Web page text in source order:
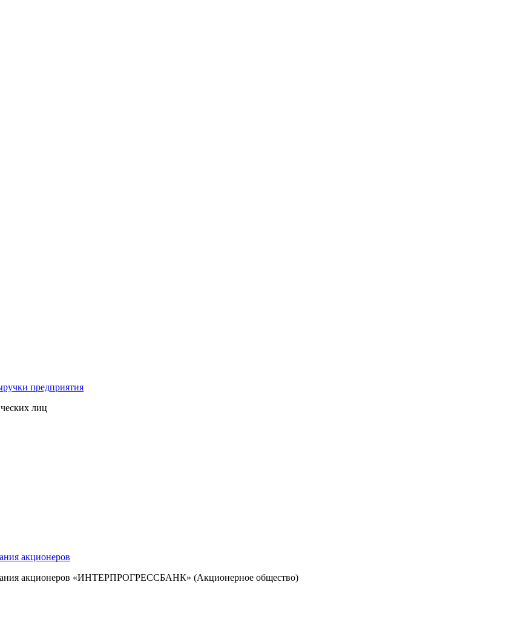
предприятия
лиц
акционеров
акционеров «ИНТЕРПРОГРЕССБАНК» (Акционерное общество)